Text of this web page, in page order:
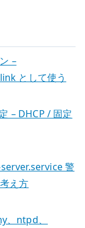
–
として使う
– DHCP / 固定
警
え方
、ntpd、